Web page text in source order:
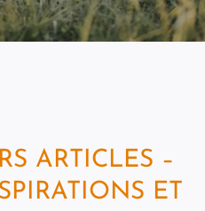
ARTICLES –
ET